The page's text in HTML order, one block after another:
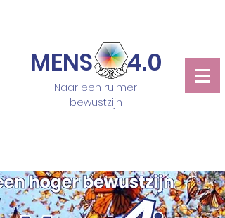
MENS 4.0
Naar een ruimer
bewustzijn